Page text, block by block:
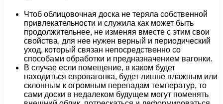
Чтоб облицовочная доска не теряла собственной
привлекательности и служила как может быть
продолжительнее, не изменяя вместе с этим свои
свойства, для нее нужен верный и периодический
уход, который связан непосредственно со
способами обработки и предназначением вагонки.
В случае если помещение, в каком будет
находиться евровагонка, будет лишне влажным или
склонным к огромным перепадам температур, то
сами доски в недалеком будущем могут поменять